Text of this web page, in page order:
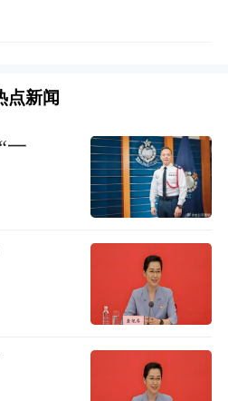
点新闻
一